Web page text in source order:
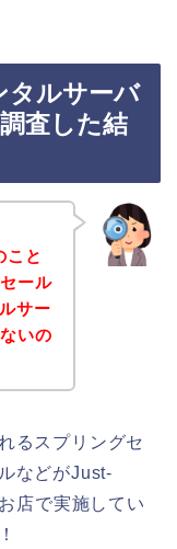
ルサーバ
査した結
と
ール
サー
いの
るスプリングセ
などがJust-
店で実施してい